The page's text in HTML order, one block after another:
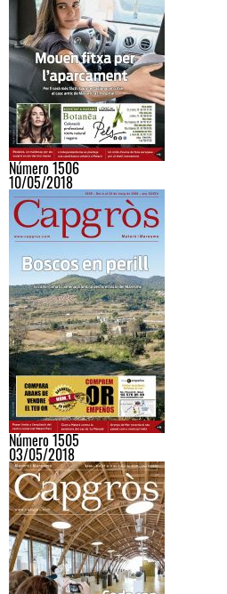
Número 1506
10/05/2018
Número 1505
03/05/2018